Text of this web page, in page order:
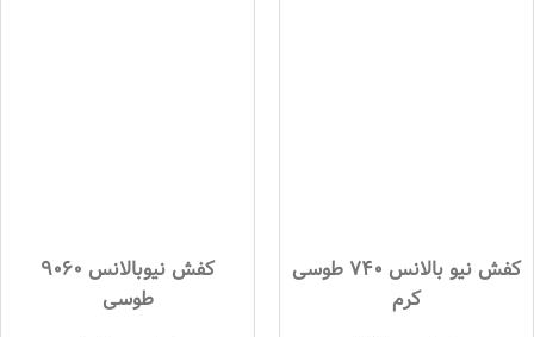
کفش نیو بالانس 740 طوسی
کرم
کفش نیوبالانس 9060
طوسی